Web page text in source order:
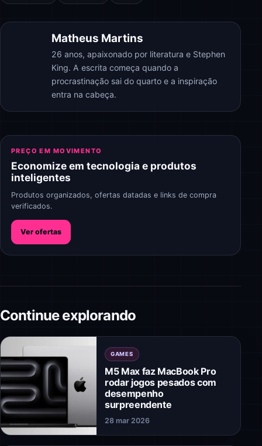
Matheus Martins
26 anos, apaixonado por literatura e Stephen
King. A escrita começa quando a
procrastinação sai do quarto e a inspiração
entra na cabeça.
PREÇO EM MOVIMENTO
Economize em tecnologia e produtos
inteligentes
Produtos organizados, ofertas datadas e links de compra
verificados.
Ver ofertas
Continue explorando
GAMES
M5 Max faz MacBook Pro
rodar jogos pesados com
desempenho
surpreendente
28 mar 2026